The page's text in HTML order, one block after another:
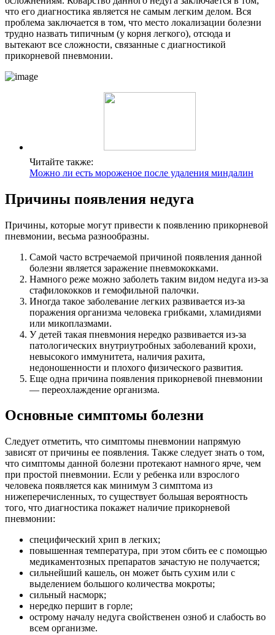
что его диагностика является не самым легким делом. Вся
проблема заключается в том, что место локализации болезни
трудно назвать типичным (у корня легкого), отсюда и
вытекают все сложности, связанные с диагностикой
прикорневой пневмонии.
Читайте также:
Можно ли есть мороженое после удаления миндалин
Причины появления недуга
Причины, которые могут привести к появлению прикорневой
пневмонии, весьма разнообразны.
Самой часто встречаемой причиной появления данной
болезни является заражение пневмококками.
Намного реже можно заболеть таким видом недуга из-за
стафилококков и гемофильной палочки.
Иногда такое заболевание легких развивается из-за
поражения организма человека грибками, хламидиями
или микоплазмами.
У детей такая пневмония нередко развивается из-за
патологических внутриутробных заболеваний крохи,
невысокого иммунитета, наличия рахита,
недоношенности и плохого физического развития.
Еще одна причина появления прикорневой пневмонии
— переохлаждение организма.
Основные симптомы болезни
Следует отметить, что симптомы пневмонии напрямую
зависят от причины ее появления. Также следует знать о том,
что симптомы данной болезни протекают намного ярче, чем
при простой пневмонии. Если у ребенка или взрослого
человека появляется как минимум 3 симптома из
нижеперечисленных, то существует большая вероятность
того, что диагностика покажет наличие прикорневой
пневмонии:
специфический хрип в легких;
повышенная температура, при этом сбить ее с помощью
медикаментозных препаратов зачастую не получается;
сильнейший кашель, он может быть сухим или с
выделением большого количества мокроты;
сильный насморк;
нередко першит в горле;
острому началу недуга свойственен озноб и слабость во
всем организме.